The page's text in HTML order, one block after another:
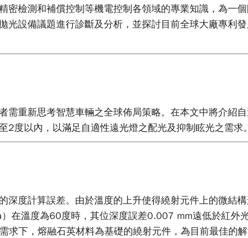
檢測和補償控制等機電控制各領域的專業知識，為一
設備議題進行診斷及分析，並探討目前全球大廠專利
重新思考智慧車輛之全球佈局策略。在本文中將介紹
度以內，以滿足自適性遠光燈之配光及抑制眩光之需求。
度計算誤差。由於溫度的上升使得繞射元件上的微結
在溫度為60度時，其位深度誤差0.007 mm遠低於紅外
下，熔融石英材料為基礎的繞射元件，為目前最佳的解